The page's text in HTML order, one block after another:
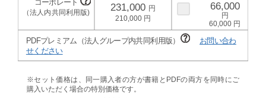
231,000
210,000
66,000
60,000
PDFプレミアム（法人グループ内共同利用版）
お問い合わ
せください
※セット価格は、同一購入者の方が書籍とPDFの両方を同時にご
購入いただく場合の特別価格です。